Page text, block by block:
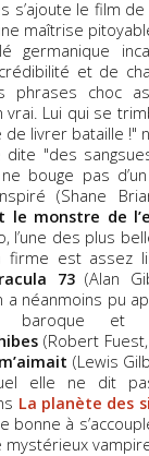
s’ajoute le film de
maîtrise
germanique
et de
phrases choc
vrai. Lui qui se
de livrer bataille !"
"des
bouge pas
(Shane
le monstre de
l’une des plus
est assez
73(Alan
a néanmoins pu
et
(Robert
(Lewis
elle ne dit
La planète des
bonne à